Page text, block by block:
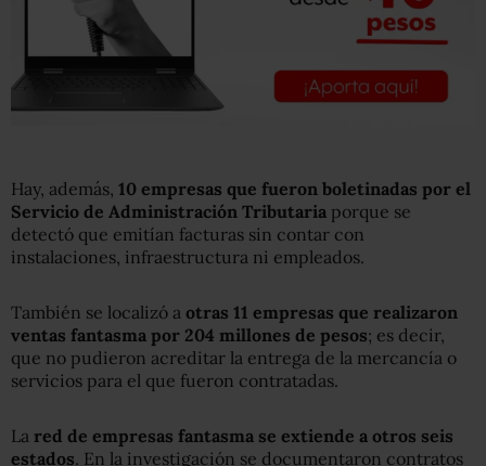
Hay, además, 10 empresas que fueron boletinadas por el
Servicio de Administración Tributaria porque se
detectó que emitían facturas sin contar con
instalaciones, infraestructura ni empleados.
También se localizó a otras 11 empresas que realizaron
ventas fantasma por 204 millones de pesos; es decir,
que no pudieron acreditar la entrega de la mercancía o
servicios para el que fueron contratadas.
La red de empresas fantasma se extiende a otros seis
estados. En la investigación se documentaron contratos